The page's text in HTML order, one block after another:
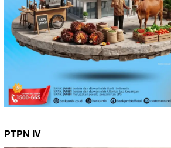
PTPN IV